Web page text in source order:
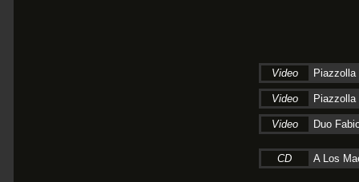
Video
Video
Video Duo
CD A Los